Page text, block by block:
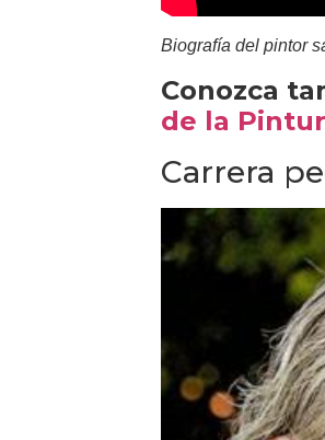
Biografía del pintor
Conozca
de la
Carrera